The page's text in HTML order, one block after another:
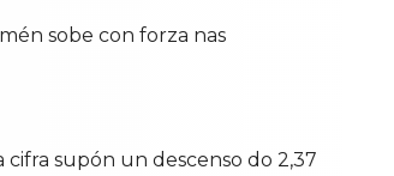
sobe con forza nas
cifra supón un descenso do 2,37